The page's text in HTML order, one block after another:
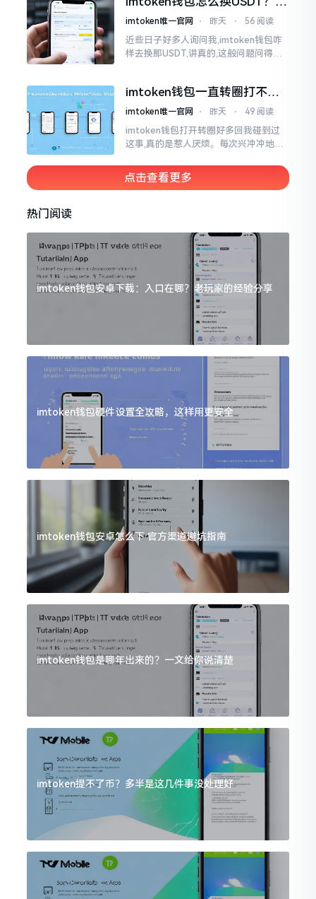
同一个物品
几种方法你得知道
imtoken唯一官网 ⋅ 昨天 ⋅ 56 阅读
近些日子好多人询问我,imtoken钱包咋
样去换那USDT,讲真的,这般问题问得很
imtoken钱包一直转圈打不开
解决办法分享
imtoken唯一官网 ⋅ 昨天 ⋅ 49 阅读
imtoken钱包打开转圈好多回我碰到过
这事,真的是惹人厌烦。每次兴冲冲地开
仿若永远没有尽头一样。针对这种情形,
大家说法不尽相同
点击查看更多
热门阅读
imtoken钱包安卓下载：入口在哪？老玩家的经验分享
imtoken钱包硬件设置全攻略，这样用更安全
imtoken钱包安卓怎么下 官方渠道避坑指南
imtoken钱包是哪年出来的？一文给你说清楚
imtoken提不了币？多半是这几件事没处理好